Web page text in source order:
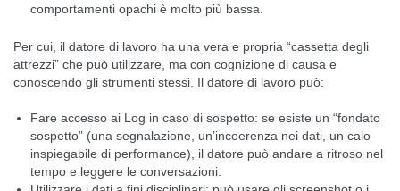
comportamenti opachi è molto più bassa.
Per cui, il datore di lavoro ha una vera e propria “cassetta degli
attrezzi” che può utilizzare, ma con cognizione di causa e
conoscendo gli strumenti stessi. Il datore di lavoro può:
Fare accesso ai Log in caso di sospetto: se esiste un “fondato
sospetto” (una segnalazione, un’incoerenza nei dati, un calo
inspiegabile di performance), il datore può andare a ritroso nel
tempo e leggere le conversazioni.